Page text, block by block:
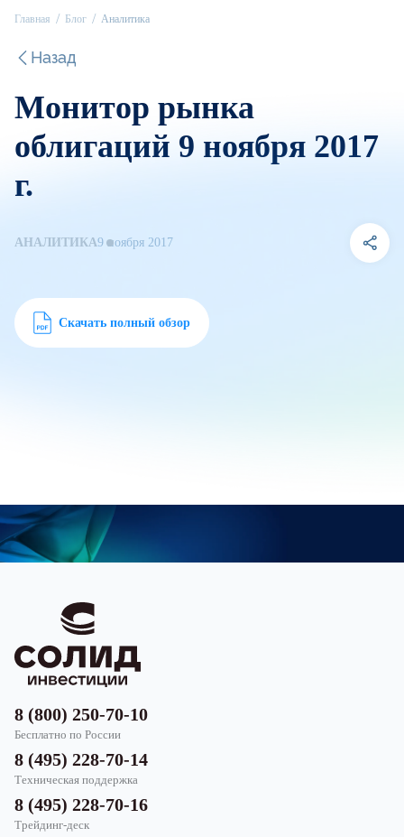
Главная Блог Аналитика
Назад
Монитор рынка
облигаций 9 ноября 2017
г.
АНАЛИТИКА9 ноября 2017
Скачать полный обзор
8 (800) 250-70-10
Бесплатно по России
8 (495) 228-70-14
Техническая поддержка
8 (495) 228-70-16
Трейдинг-деск